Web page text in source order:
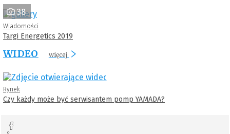
38
Wiadomości
Targi Energetics 2019
WIDEO więcej
Rynek
Czy każdy może być serwisantem pomp YAMADA?